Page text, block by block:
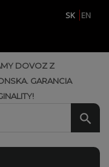
SK
EN
DOVOZ Z
GARANCIA